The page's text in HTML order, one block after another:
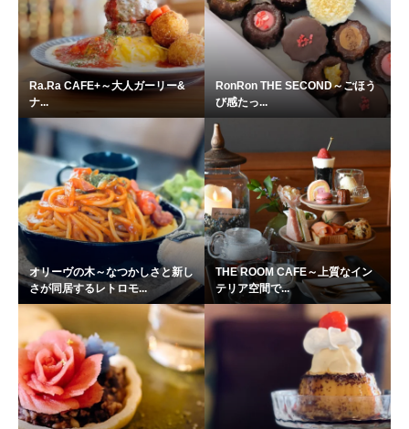
Ra.Ra CAFE+～大人ガーリー&
ナ...
RonRon THE SECOND～ごほう
び感たっ...
オリーヴの木～なつかしさと新し
さが同居するレトロモ...
THE ROOM CAFE～上質なイン
テリア空間で...